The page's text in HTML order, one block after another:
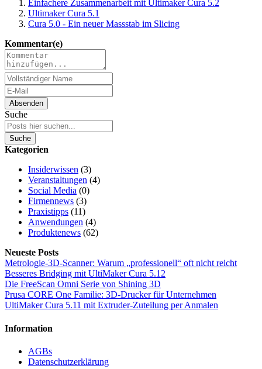
Einfachere Zusammenarbeit mit Ultimaker Cura 5.2
Ultimaker Cura 5.1
Cura 5.0 - Ein neuer Massstab im Slicing
Kommentar(e)
Absenden
Suche
Suche
Kategorien
Insiderwissen (3)
Veranstaltungen (4)
Social Media (0)
Firmennews (3)
Praxistipps (11)
Anwendungen (4)
Produktenews (62)
Neueste Posts
Metrologie-3D-Scanner: Warum „professionell“ oft nicht reicht
Besseres Bridging mit UltiMaker Cura 5.12
Die FreeScan Omni Serie von Shining 3D
Prusa CORE One Familie: 3D-Drucker für Unternehmen
UltiMaker Cura 5.11 mit Extruder-Zuteilung per Anmalen
Information
AGBs
Datenschutzerklärung